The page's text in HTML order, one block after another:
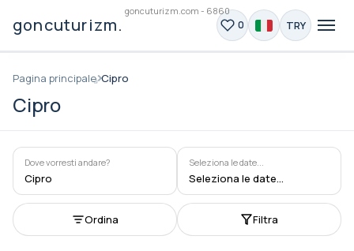
goncuturizm.com - 6860
goncuturizm.com 0 TRY
Pagina principale Cipro
Cipro
Dove vorresti andare?
Cipro
Seleziona le date...
Seleziona le date...
Ordina Filtra